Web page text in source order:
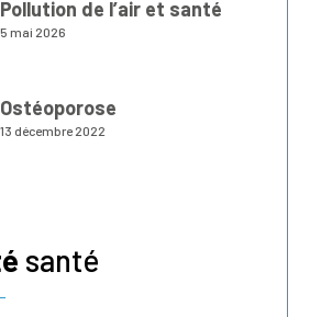
Pollution de l’air et santé
5 mai 2026
Ostéoporose
13 décembre 2022
santé